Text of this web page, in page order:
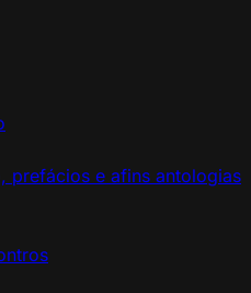
prefácios e afins antologias